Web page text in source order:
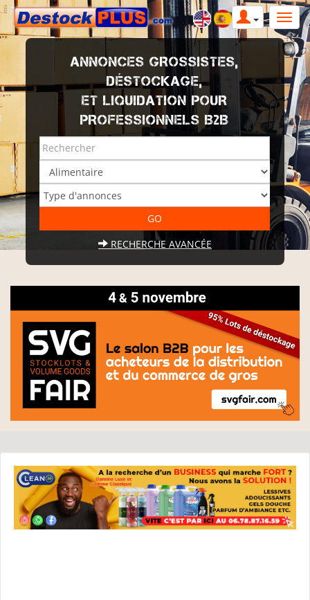
ANNONCES GROSSISTES,
DÉSTOCKAGE,
ET LIQUIDATION POUR
PROFESSIONNELS B2B
RECHERCHE AVANCÉE